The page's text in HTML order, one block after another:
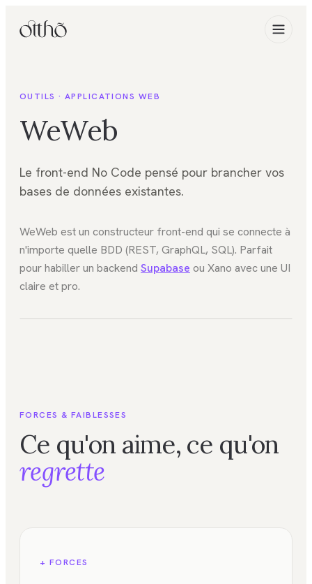
OUTILS · APPLICATIONS WEB
WeWeb
Le front-end No Code pensé pour brancher vos
bases de données existantes.
WeWeb est un constructeur front-end qui se connecte à
n'importe quelle BDD (REST, GraphQL, SQL). Parfait
pour habiller un backend Supabase ou Xano avec une UI
claire et pro.
FIG. 01
FORCES & FAIBLESSES
Ce qu'on aime, ce qu'on
regrette
+ FORCES